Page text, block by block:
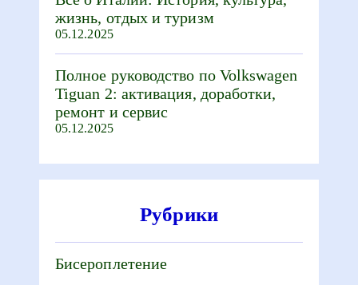
жизнь, отдых и туризм
05.12.2025
Полное руководство по Volkswagen
Tiguan 2: активация, доработки,
ремонт и сервис
05.12.2025
Рубрики
Бисероплетение